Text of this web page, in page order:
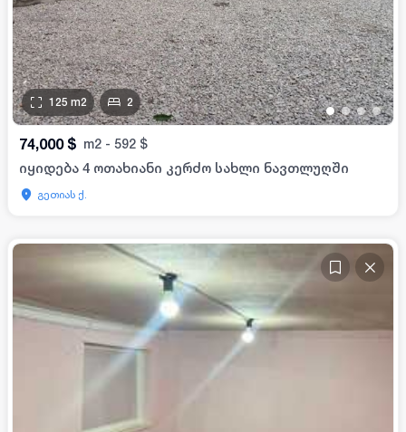
••••
125 m2 2
74,000 $ m2 - 592 $
იყიდება 4 ოთახიანი კერძო სახლი ნავთლუღში
გეთიას ქ.